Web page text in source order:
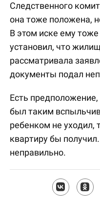
Следственного
она тоже положена,
В этом иске ему
установил, что
рассматривала
документы подал
Есть
был таким
ребенком не уходил,
квартиру бы
неправильно.